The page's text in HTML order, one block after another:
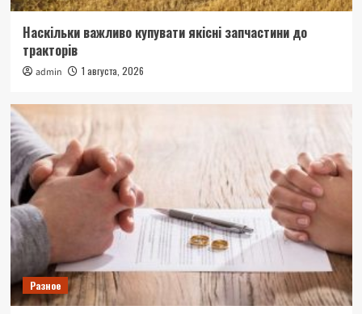
Наскільки важливо купувати якісні запчастини до
тракторів
admin 1 августа, 2026
Разное